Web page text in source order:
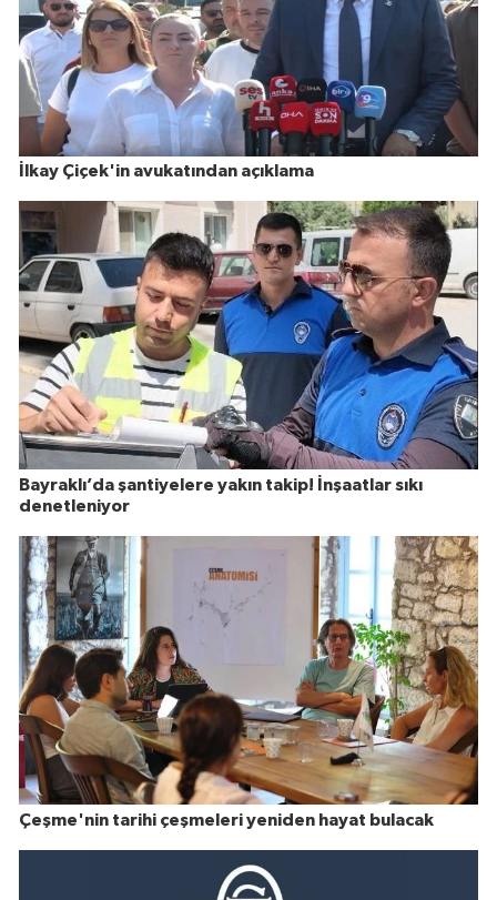
İlkay Çiçek'in avukatından açıklama
Bayraklı’da şantiyelere yakın takip! İnşaatlar sıkı
denetleniyor
Çeşme'nin tarihi çeşmeleri yeniden hayat bulacak